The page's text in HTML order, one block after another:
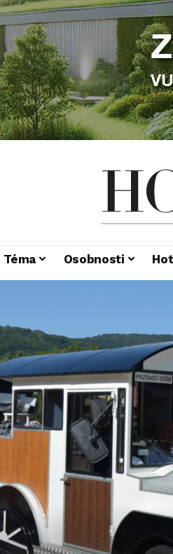
Téma Osobnosti